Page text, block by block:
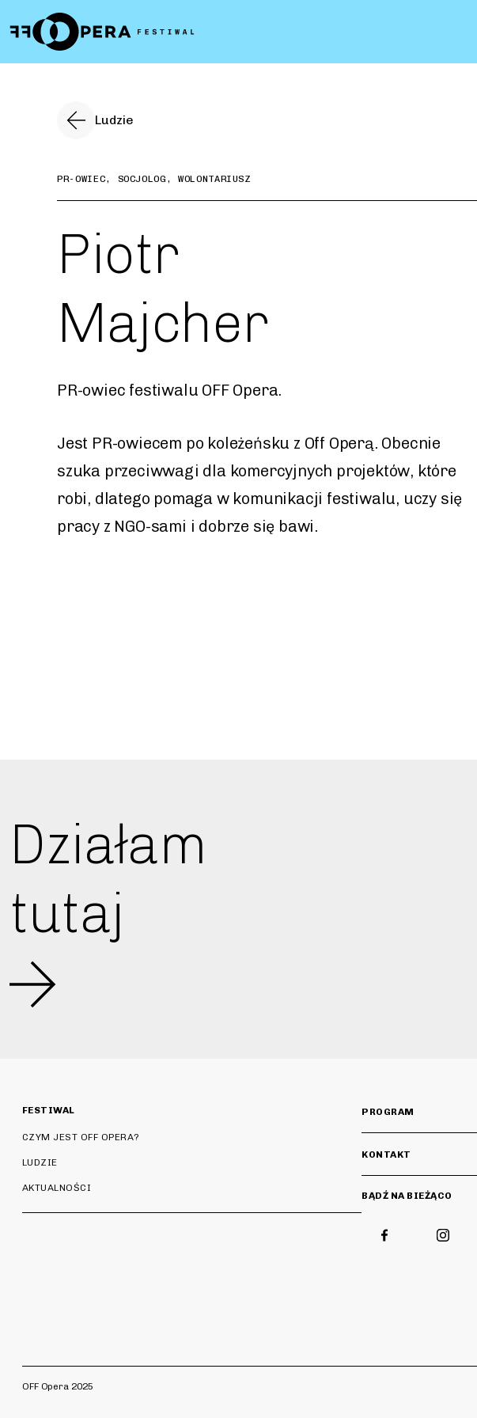
Ludzie
PR-OWIEC, SOCJOLOG, WOLONTARIUSZ
Piotr
Majcher
PR-owiec festiwalu OFF Opera.
Jest PR-owiecem po koleżeńsku z Off Operą. Obecnie
szuka przeciwwagi dla komercyjnych projektów, które
robi, dlatego pomaga w komunikacji festiwalu, uczy się
pracy z NGO-sami i dobrze się bawi.
Działam
tutaj
FESTIWAL
CZYM JEST OFF OPERA?
LUDZIE
AKTUALNOŚCI
PROGRAM
KONTAKT
BĄDŹ NA BIEŻĄCO
OFF Opera 2025